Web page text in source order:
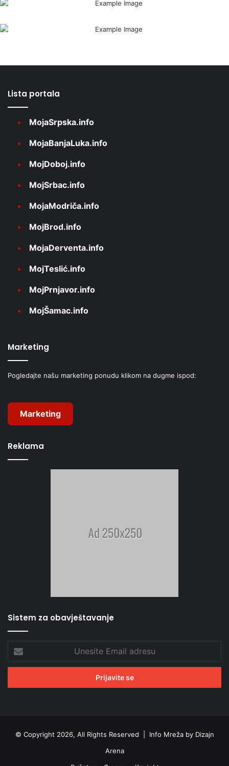
Lista portala
MojaSrpska.info
MojaBanjaLuka.info
MojDoboj.info
MojSrbac.info
MojaModriča.info
MojBrod.info
MojaDerventa.info
MojTeslić.info
MojPrnjavor.info
MojŠamac.info
Marketing
Pogledajte našu marketing ponudu klikom na dugme ispod:
Marketing
Reklama
Sistem za obavještavanje
Email
adresu
© Copyright 2026, All Rights Reserved | Info Mreža by Dizajn
Arena